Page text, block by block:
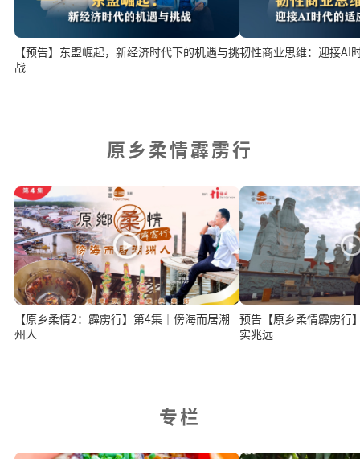
【预告】东盟崛起，新经济时代下的机遇与挑
战
韧性商业思维：迎接AI
原乡柔情霹雳行
【原乡柔情2：霹雳行】第4集｜傍海而居潮
州人
预告【原乡柔情霹雳行
实兆远
专栏